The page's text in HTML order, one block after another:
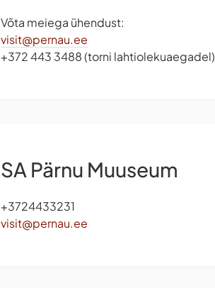
Võta meiega ühendust:
visit@pernau.ee
+372 443 3488 (torni lahtiolekuaegadel)
SA Pärnu Muuseum
+3724433231
visit@pernau.ee